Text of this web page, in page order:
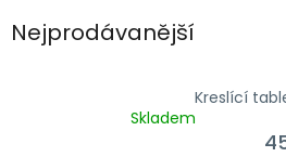
Nejprodávanější
Kreslící
Skladem